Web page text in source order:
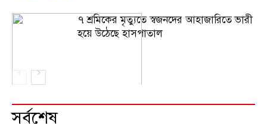
৭ শ্রমিকের মৃত্যুতে স্বজনদের আহাজারিতে ভারী
হয়ে উঠেছে হাসপাতাল
সর্বশেষ